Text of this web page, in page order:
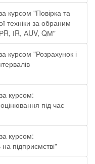
курсом "Повірка та
техніки за обраним
ІR, АUV, QМ"
курсом "Розрахунок і
курсом:
під час
курсом:
підприємстві"